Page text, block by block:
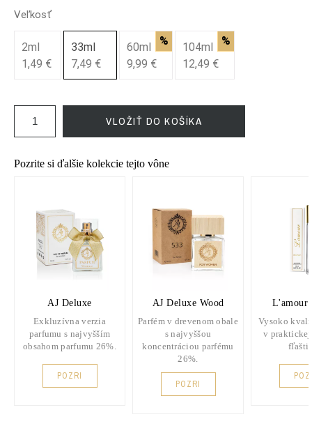
Veľkosť
2ml
1,49 €
33ml
7,49 €
60ml %
9,99 €
104ml %
12,49 €
VLOŽIŤ DO KOŠÍKA
Pozrite si ďalšie kolekcie tejto vône
AJ Deluxe
Exkluzívna verzia
parfumu s najvyšším
obsahom parfumu 26%.
POZRI
AJ Deluxe Wood
Parfém v drevenom obale
s najvyššou
koncentráciou parfému
26%.
POZRI
L'amour
Vysoko
v